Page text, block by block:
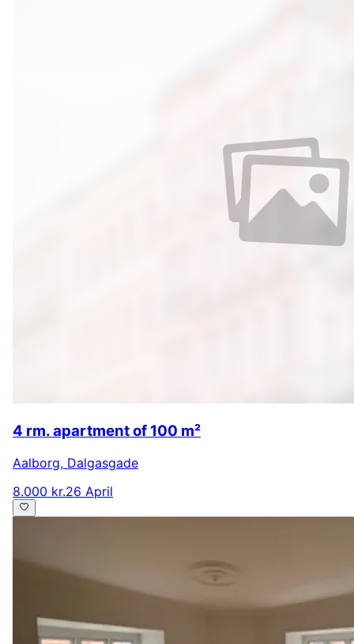
4 rm. apartment of 100 m²
Aalborg, Dalgasgade
8.000 kr.26 April